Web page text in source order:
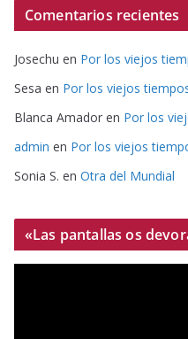
Comentarios recientes
Josechu en Por los viejos
Sesa en Por los viejos
Blanca Amador en Por los
admin en Por los viejos
Sonia S. en Otra del Mundial
«Las pantallas os